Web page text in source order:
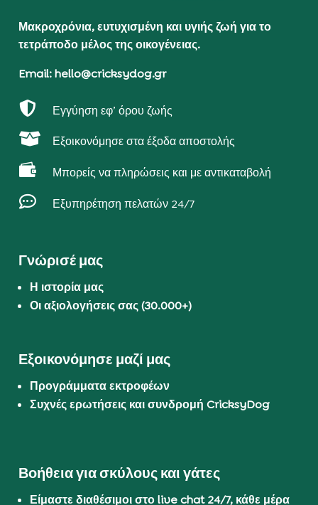
Μακροχρόνια, ευτυχισμένη και υγιής ζωή για το
τετράποδο μέλος της οικογένειας.
Email: hello@cricksydog.gr
 Εγγύηση εφ’ όρου ζωής
 Εξοικονόμησε στα έξοδα αποστολής
 Μπορείς να πληρώσεις και με αντικαταβολή
 Εξυπηρέτηση πελατών 24/7
Γνώρισέ μας
Η ιστορία μας
Οι αξιολογήσεις σας (30.000+)
Εξοικονόμησε μαζί μας
Προγράμματα εκτροφέων
Συχνές ερωτήσεις και συνδρομή CricksyDog
Βοήθεια για σκύλους και γάτες
Είμαστε διαθέσιμοι στο live chat 24/7, κάθε μέρα